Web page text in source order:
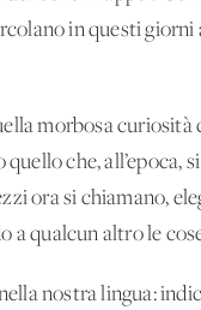
in questi
morbosa
che,
ora si chiamano,
a qualcun altro le
nostra lingua: